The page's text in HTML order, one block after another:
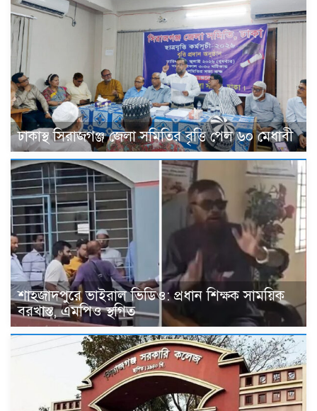
ঢাকাস্থ সিরাজগঞ্জ জেলা সমিতির বৃত্তি পেল ৬০ মেধাবী
শাহজাদপুরে ভাইরাল ভিডিও: প্রধান শিক্ষক সাময়িক
বরখাস্ত, এমপিও স্থগিত